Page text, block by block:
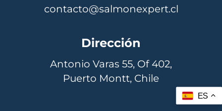
contacto@salmonexpert.cl
Dirección
Antonio Varas 55, Of 402,
Puerto Montt, Chile
ES